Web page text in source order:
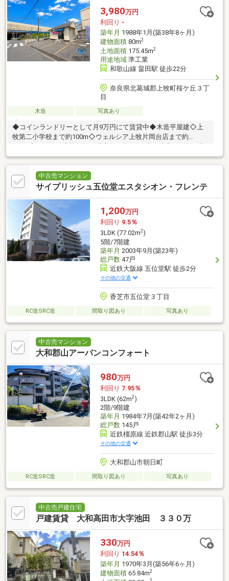
3,980万円
利回り -
築年月 1988年1月(築38年8ヶ月)
建物面積80m2
土地面積175.45m2
用途地域準工業
和歌山線 畠田駅 徒歩22分
奈良県北葛城郡上牧町桜ケ丘３丁
目
木造 写真あり
◆コインランドリーとして月9万円にて賃貸中◆木造平屋建◇上
牧第二小学校まで約100m◇ウェルシア上牧片岡台店まで約
便局まで約210ｍ
中古売マンション
サイプリッシュ五位堂エスタシオン・フレンテ
1,200万円
利回り 9.5％
3LDK (77.02m2)
5階/7階建
築年月 2003年9月(築23年)
総戸数47戸
近鉄大阪線 五位堂駅 徒歩2分
その他の交通
香芝市五位堂３丁目
RC造SRC造 間取り図あり 写真あり
中古売マンション
大和郡山アーバンコンフォート
980万円
利回り 7.95％
3LDK (62m2)
2階/9階建
築年月 1984年7月(築42年2ヶ月)
総戸数145戸
近鉄橿原線 近鉄郡山駅 徒歩3分
その他の交通
大和郡山市朝日町
RC造SRC造 間取り図あり 写真あり
中古売戸建住宅
戸建賃貸 大和高田市大字池田 ３３０万
330万円
利回り 14.54％
築年月 1970年3月(築56年6ヶ月)
建物面積65.84m2